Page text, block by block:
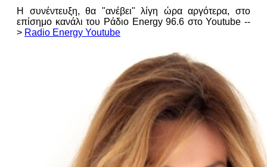
Η συνέντευξη, θα "ανέβει" λίγη ώρα αργότερα, στο
επίσημο κανάλι του Ράδιο Energy 96.6 στο Youtube --
> Radio Energy Youtube